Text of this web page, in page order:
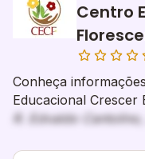
Centro
Conheça
Educacional Crescer
R. Edvaldo